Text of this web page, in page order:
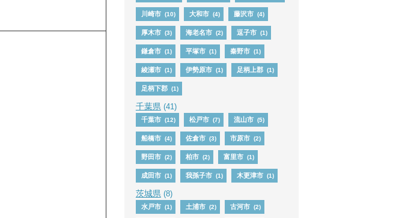
川崎市 (10) 大和市 (4) 藤沢市 (4)
厚木市 (3) 海老名市 (2) 逗子市 (1)
鎌倉市 (1) 平塚市 (1) 秦野市 (1)
綾瀬市 (1) 伊勢原市 (1) 足柄上郡 (1)
足柄下郡 (1)
千葉県(41)
千葉市 (12) 松戸市 (7) 流山市 (5)
船橋市 (4) 佐倉市 (3) 市原市 (2)
野田市 (2) 柏市 (2) 富里市 (1)
成田市 (1) 我孫子市 (1) 木更津市 (1)
茨城県(8)
水戸市 (1) 土浦市 (2) 古河市 (2)